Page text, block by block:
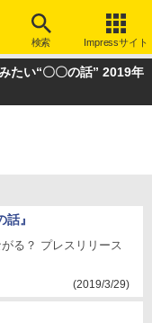
検索 Impressサイト
たい“〇〇の話” 2019年
』
る？ プレスリリース
(2019/3/29)